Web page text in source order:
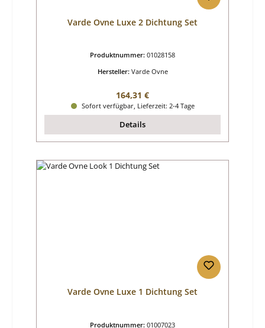
Varde Ovne Luxe 2 Dichtung Set
Produktnummer: 01028158
Hersteller: Varde Ovne
Regulärer Preis:
164,31 €
Sofort verfügbar, Lieferzeit: 2-4 Tage
Details
Varde Ovne Luxe 1 Dichtung Set
Produktnummer: 01007023